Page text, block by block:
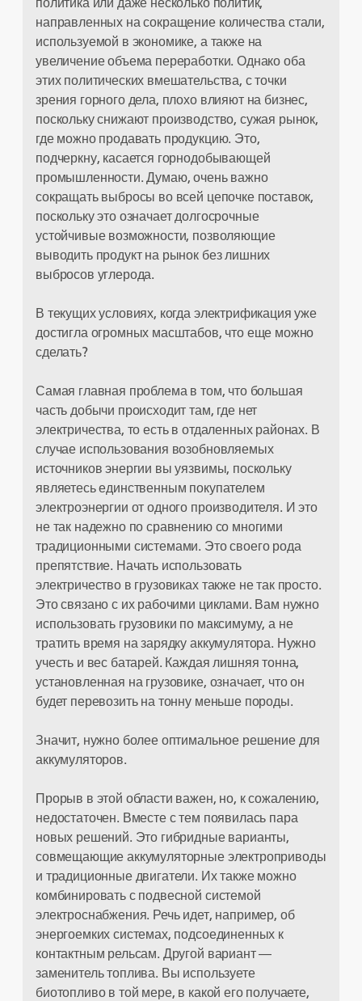
направленных на сокращение количества стали,
используемой в экономике, а также на
увеличение объема переработки. Однако оба
этих политических вмешательства, с точки
зрения горного дела, плохо влияют на бизнес,
поскольку снижают производство, сужая рынок,
где можно продавать продукцию. Это,
подчеркну, касается горнодобывающей
промышленности. Думаю, очень важно
сокращать выбросы во всей цепочке поставок,
поскольку это означает долгосрочные
устойчивые возможности, позволяющие
выводить продукт на рынок без лишних
выбросов углерода.
В текущих условиях, когда электрификация уже
достигла огромных масштабов, что еще можно
сделать?
Самая главная проблема в том, что большая
часть добычи происходит там, где нет
электричества, то есть в отдаленных районах. В
случае использования возобновляемых
источников энергии вы уязвимы, поскольку
являетесь единственным покупателем
электроэнергии от одного производителя. И это
не так надежно по сравнению со многими
традиционными системами. Это своего рода
препятствие. Начать использовать
электричество в грузовиках также не так просто.
Это связано с их рабочими циклами. Вам нужно
использовать грузовики по максимуму, а не
тратить время на зарядку аккумулятора. Нужно
учесть и вес батарей. Каждая лишняя тонна,
установленная на грузовике, означает, что он
будет перевозить на тонну меньше породы.
Значит, нужно более оптимальное решение для
аккумуляторов.
Прорыв в этой области важен, но, к сожалению,
недостаточен. Вместе с тем появилась пара
новых решений. Это гибридные варианты,
совмещающие аккумуляторные электроприводы
и традиционные двигатели. Их также можно
комбинировать с подвесной системой
электроснабжения. Речь идет, например, об
энергоемких системах, подсоединенных к
контактным рельсам. Другой вариант —
заменитель топлива. Вы используете
биотопливо в той мере, в какой его получаете,